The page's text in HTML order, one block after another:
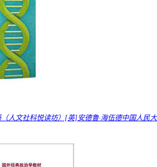
人文社科悦读坊）[英]安德鲁·海伍德中国人民大